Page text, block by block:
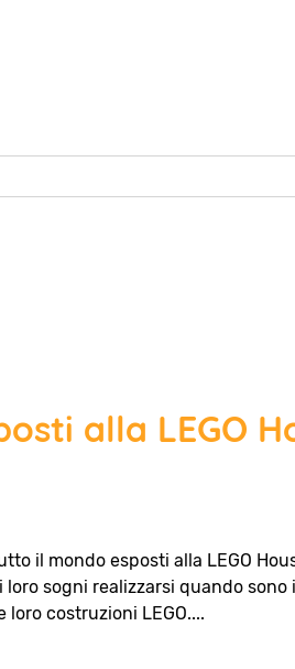
alla LEGO
il mondo esposti alla LEGO
sogni realizzarsi quando
costruzioni LEGO....